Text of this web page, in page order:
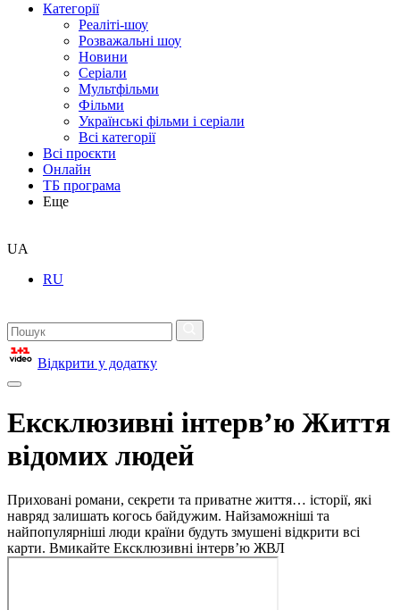
Категорії
Реаліті-шоу
Розважальні шоу
Новини
Серіали
Мультфільми
Фільми
Українські фільми і серіали
Всі категорії
Всі проєкти
Онлайн
ТБ програма
Еще
UA
RU
Відкрити у додатку
Ексклюзивні інтерв’ю Життя
відомих людей
Приховані романи, секрети та приватне життя… історії, які
навряд залишать когось байдужим. Найзаможніші та
найпопулярніші люди країни будуть змушені відкрити всі
карти. Вмикайте Ексклюзивні інтерв’ю ЖВЛ